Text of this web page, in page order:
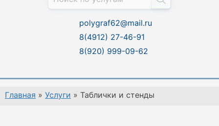
polygraf62@mail.ru
8(4912) 27-46-91
8(920) 999-09-62
Главная » Услуги » Таблички и стенды